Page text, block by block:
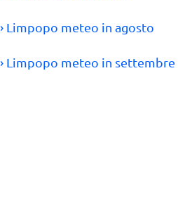
› Limpopo meteo in agosto
› Limpopo meteo in settembre